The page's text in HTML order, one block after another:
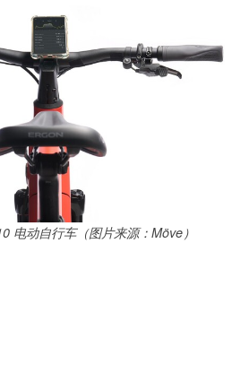
电动自行车（图片来源：Möve）